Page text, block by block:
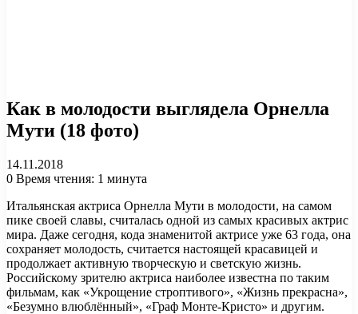
Как в молодости выглядела Орнелла
Мути (18 фото)
14.11.2018
0 Время чтения: 1 минута
Итальянская актриса Орнелла Мути в молодости, на самом
пике своей славы, считалась одной из самых красивых актрис
мира. Даже сегодня, кода знаменитой актрисе уже 63 года, она
сохраняет молодость, считается настоящей красавицей и
продолжает активную творческую и светскую жизнь.
Российскому зрителю актриса наиболее известна по таким
фильмам, как «Укрощение строптивого», «Жизнь прекрасна»,
«Безумно влюблённый», «Граф Монте-Кристо» и другим.